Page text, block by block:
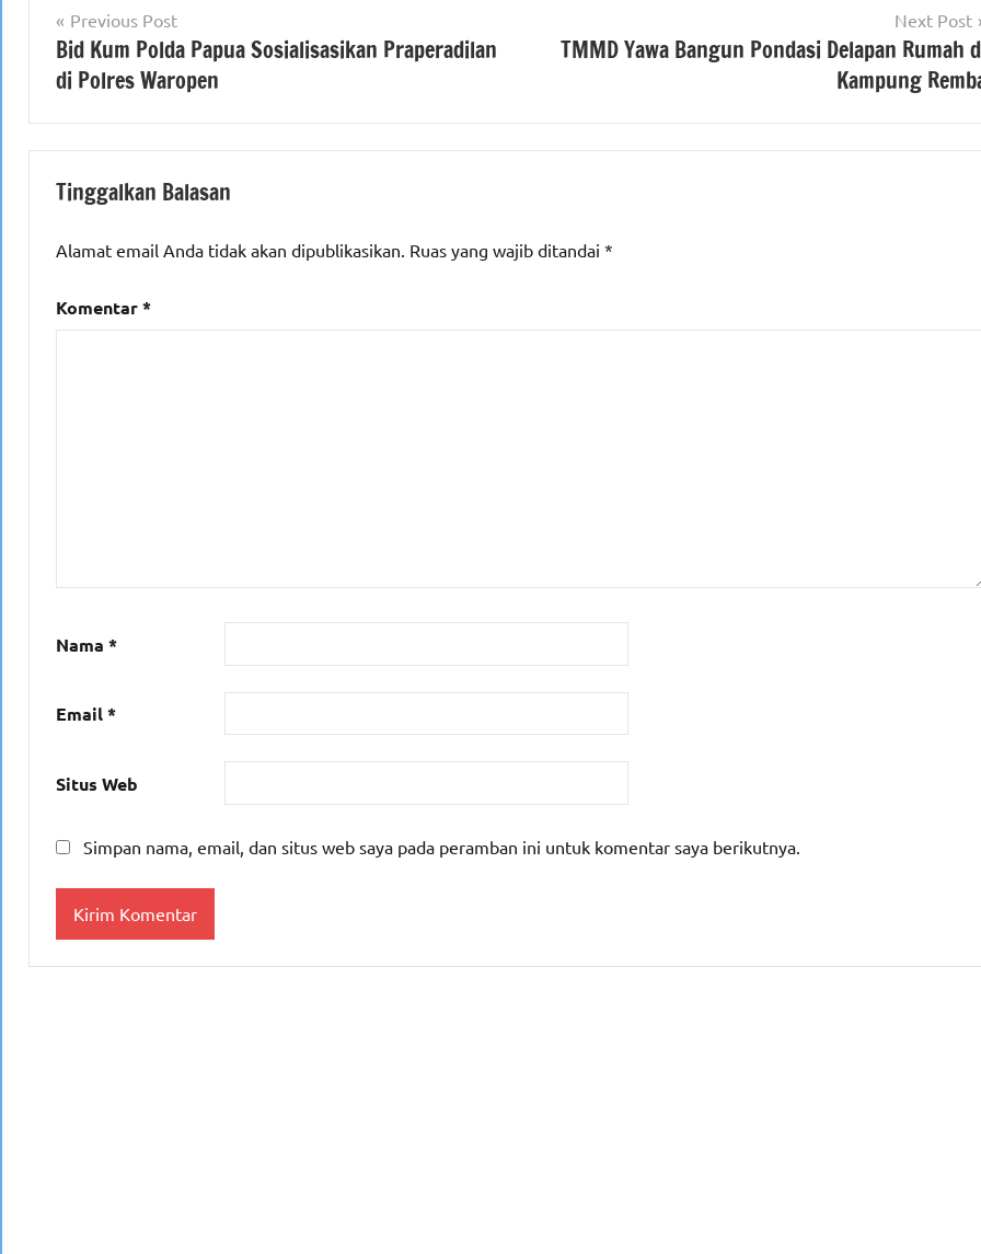
Navigasi
pos
Previous Post
Bid Kum Polda Papua Sosialisasikan Praperadilan
di Polres Waropen
Next Post
TMMD Yawa Bangun Pondasi Delapan Rumah
Kampung
Tinggalkan Balasan
Alamat email Anda tidak akan dipublikasikan. Ruas yang wajib ditandai *
Komentar*
Nama *
Email*
Situs Web
Simpan nama, email, dan situs web saya pada peramban ini untuk komentar saya berikutnya.